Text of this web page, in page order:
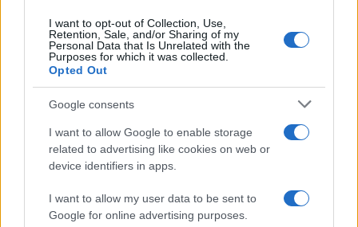
I want to opt-out of Collection, Use,
Retention, Sale, and/or Sharing of my
Personal Data that Is Unrelated with the
Purposes for which it was collected.
Opted Out
Google consents
I want to allow Google to enable storage
related to advertising like cookies on web or
device identifiers in apps.
I want to allow my user data to be sent to
Google for online advertising purposes.
„Az ilyen hibák
elfogadhatatlanok egy uniós
külpolitikai vezetőtől”
– kommentálta egy másik diplomata.
Strukturális és vezetési válság az
EEAS-nél